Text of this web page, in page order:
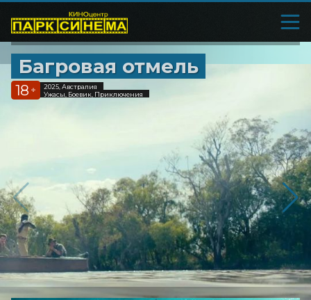
Багровая отмель
18 +
2025, Австралия
Ужасы, Боевик, Приключения